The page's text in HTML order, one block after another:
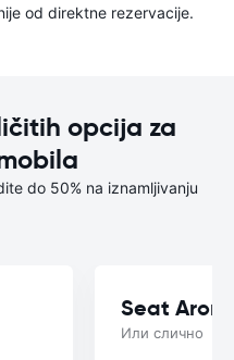
od direktne rezervacije.
opcija za
do 50% na iznamljivanju
Seat
Или слично